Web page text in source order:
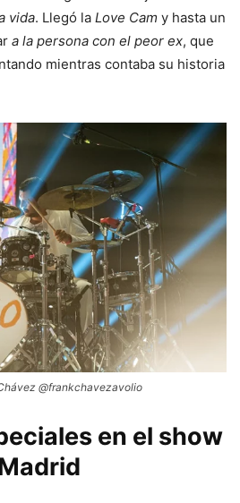
vida. Llegó la Love Cam y hasta un
a la persona con el peor ex, que
mientras contaba su historia
@frankchavezavolio
en el show